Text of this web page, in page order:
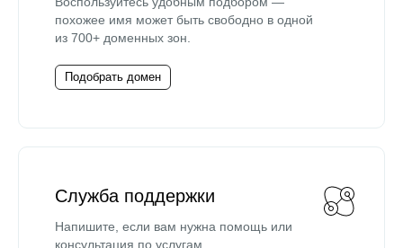
похожее имя может быть свободно в одной
из 700+ доменных зон.
Подобрать домен
Служба поддержки
Напишите, если вам нужна помощь или
консультация по услугам.